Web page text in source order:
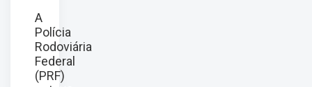
A
Polícia
Rodoviária
Federal
(PRF)